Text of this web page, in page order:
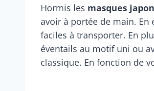
Hormis les masques
avoir à portée de main.
faciles à transporter. En
éventails au motif uni ou
classique. En fonction de